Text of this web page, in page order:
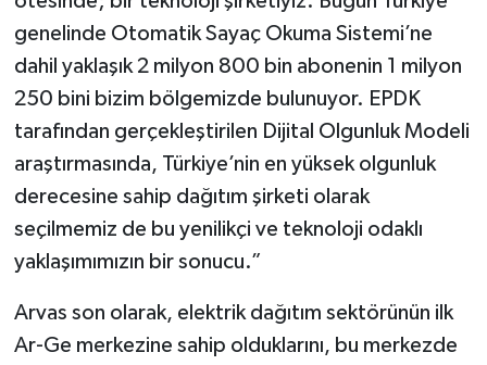
genelinde Otomatik Sayaç Okuma Sistemi’ne
dahil yaklaşık 2 milyon 800 bin abonenin 1 milyon
250 bini bizim bölgemizde bulunuyor. EPDK
tarafından gerçekleştirilen Dijital Olgunluk Modeli
araştırmasında, Türkiye’nin en yüksek olgunluk
derecesine sahip dağıtım şirketi olarak
seçilmemiz de bu yenilikçi ve teknoloji odaklı
yaklaşımımızın bir sonucu.”
Arvas son olarak, elektrik dağıtım sektörünün ilk
Ar-Ge merkezine sahip olduklarını, bu merkezde